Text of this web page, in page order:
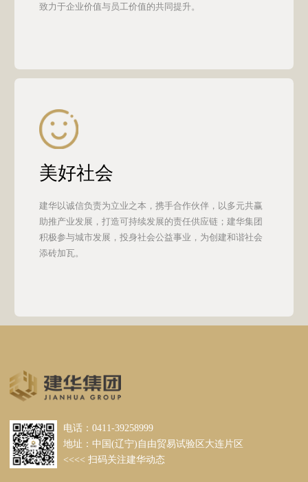
以人为本
建华集团视员工为最宝贵的财富，尊重员工各项基本权
为员工成长提供全面的职业发展通道和广阔的发展空间，
致力于企业价值与员工价值的共同提升。
建华以诚信负责为立业之本，携手合作伙伴，以多元共赢
助推产业发展，打造可持续发展的责任供应链；建华集团